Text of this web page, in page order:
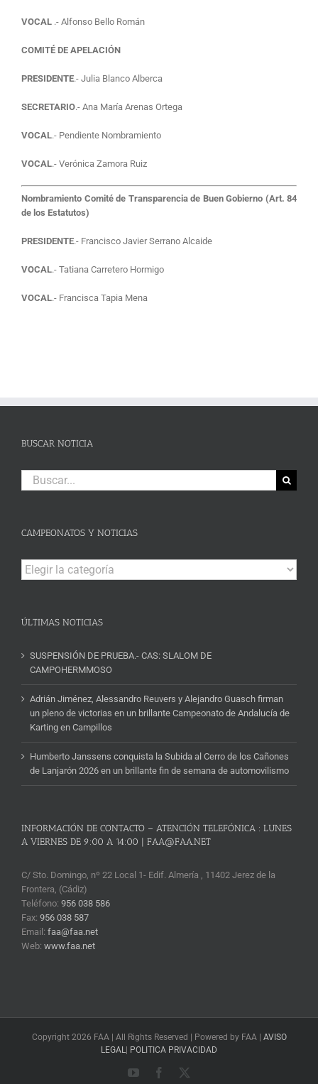
VOCAL .- Alfonso Bello Román
COMITÉ DE APELACIÓN
PRESIDENTE.- Julia Blanco Alberca
SECRETARIO.- Ana María Arenas Ortega
VOCAL.- Pendiente Nombramiento
VOCAL.- Verónica Zamora Ruiz
Nombramiento Comité de Transparencia de Buen Gobierno (Art. 84
de los Estatutos)
PRESIDENTE.- Francisco Javier Serrano Alcaide
VOCAL.- Tatiana Carretero Hormigo
VOCAL.- Francisca Tapia Mena
BUSCAR NOTICIA
Buscar:
CAMPEONATOS Y NOTICIAS
Campeonatos
y
ÚLTIMAS NOTICIAS
SUSPENSIÓN DE PRUEBA.- CAS: SLALOM DE
CAMPOHERMMOSO
Adrián Jiménez, Alessandro Reuvers y Alejandro Guasch firman
un pleno de victorias en un brillante Campeonato de Andalucía de
Karting en Campillos
Humberto Janssens conquista la Subida al Cerro de los Cañones
de Lanjarón 2026 en un brillante fin de semana de automovilismo
INFORMACIÓN DE CONTACTO – ATENCIÓN TELEFÓNICA : LUNES
A VIERNES DE 9:00 A 14:00 | FAA@FAA.NET
C/ Sto. Domingo, nº 22 Local 1- Edif. Almería , 11402 Jerez de la
Frontera, (Cádiz)
Teléfono: 956 038 586
Fax: 956 038 587
Email: faa@faa.net
Web: www.faa.net
Copyright 2026 FAA | All Rights Reserved | Powered by FAA | AVISO
LEGAL | POLITICA PRIVACIDAD
YouTubeFacebook